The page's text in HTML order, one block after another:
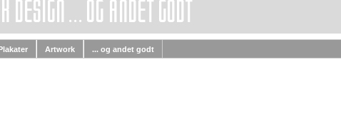
Artwork ... og andet godt